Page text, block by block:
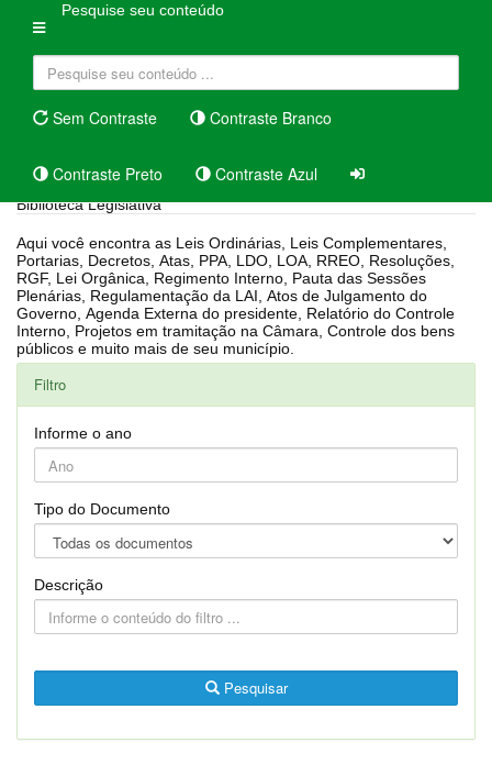
Pesquise seu conteúdo
Sem Contraste Contraste Branco
Contraste Preto Contraste Azul
Biblioteca Legislativa
Aqui você encontra as Leis Ordinárias, Leis Complementares,
Portarias, Decretos, Atas, PPA, LDO, LOA, RREO, Resoluções,
RGF, Lei Orgânica, Regimento Interno, Pauta das Sessões
Plenárias, Regulamentação da LAI, Atos de Julgamento do
Governo, Agenda Externa do presidente, Relatório do Controle
Interno, Projetos em tramitação na Câmara, Controle dos bens
públicos e muito mais de seu município.
Filtro
Informe o ano
Tipo do Documento
Descrição
Pesquisar